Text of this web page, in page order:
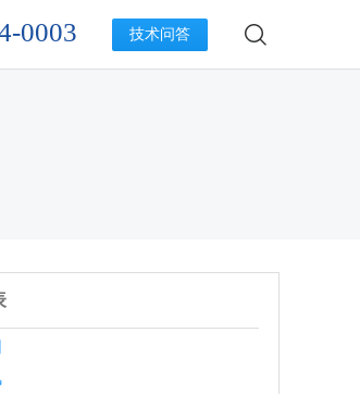
0003 技术问答